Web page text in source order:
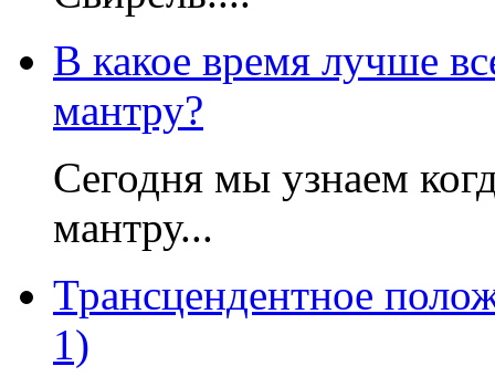
В какое время лучше
мантру?
Сегодня мы узнаем
мантру...
Трансцендентное
1)